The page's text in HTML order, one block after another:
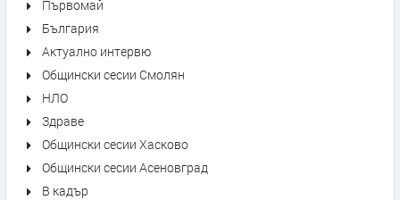
Първомай
България
Актуално интервю
Общински сесии Смолян
НЛО
Здраве
Общински сесии Хасково
Общински сесии Асеновград
В кадър